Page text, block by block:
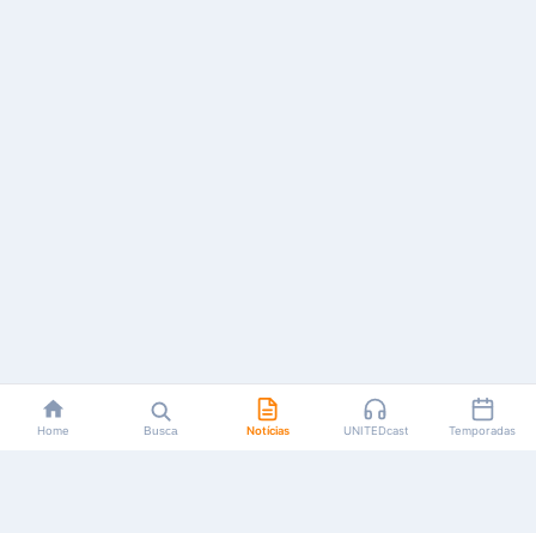
Home Busca Notícias UNITEDcast Temporadas